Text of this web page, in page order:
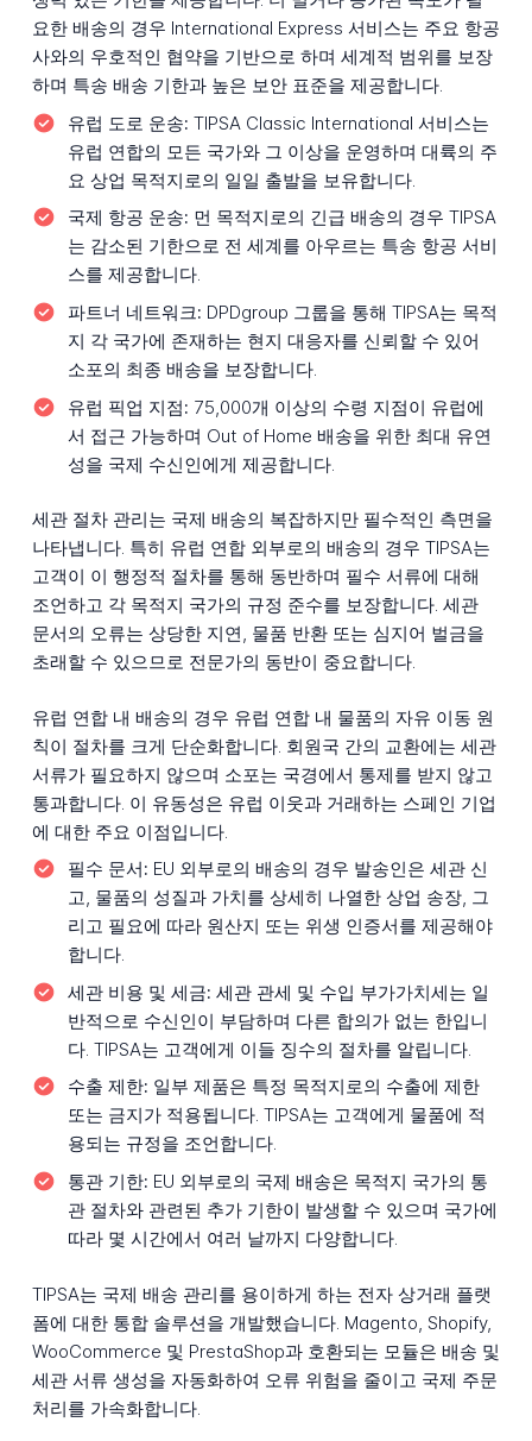
요한 배송의 경우 International Express 서비스는 주요 항공
사와의 우호적인 협약을 기반으로 하며 세계적 범위를 보장
하며 특송 배송 기한과 높은 보안 표준을 제공합니다.
유럽 도로 운송: TIPSA Classic International 서비스는
유럽 연합의 모든 국가와 그 이상을 운영하며 대륙의 주
요 상업 목적지로의 일일 출발을 보유합니다.
국제 항공 운송: 먼 목적지로의 긴급 배송의 경우 TIPSA
는 감소된 기한으로 전 세계를 아우르는 특송 항공 서비
스를 제공합니다.
파트너 네트워크: DPDgroup 그룹을 통해 TIPSA는 목적
지 각 국가에 존재하는 현지 대응자를 신뢰할 수 있어
소포의 최종 배송을 보장합니다.
유럽 픽업 지점: 75,000개 이상의 수령 지점이 유럽에
서 접근 가능하며 Out of Home 배송을 위한 최대 유연
성을 국제 수신인에게 제공합니다.
세관 절차 관리는 국제 배송의 복잡하지만 필수적인 측면을
나타냅니다. 특히 유럽 연합 외부로의 배송의 경우 TIPSA는
고객이 이 행정적 절차를 통해 동반하며 필수 서류에 대해
조언하고 각 목적지 국가의 규정 준수를 보장합니다. 세관
문서의 오류는 상당한 지연, 물품 반환 또는 심지어 벌금을
초래할 수 있으므로 전문가의 동반이 중요합니다.
유럽 연합 내 배송의 경우 유럽 연합 내 물품의 자유 이동 원
칙이 절차를 크게 단순화합니다. 회원국 간의 교환에는 세관
서류가 필요하지 않으며 소포는 국경에서 통제를 받지 않고
통과합니다. 이 유동성은 유럽 이웃과 거래하는 스페인 기업
에 대한 주요 이점입니다.
필수 문서: EU 외부로의 배송의 경우 발송인은 세관 신
고, 물품의 성질과 가치를 상세히 나열한 상업 송장, 그
리고 필요에 따라 원산지 또는 위생 인증서를 제공해야
합니다.
세관 비용 및 세금: 세관 관세 및 수입 부가가치세는 일
반적으로 수신인이 부담하며 다른 합의가 없는 한입니
다. TIPSA는 고객에게 이들 징수의 절차를 알립니다.
수출 제한: 일부 제품은 특정 목적지로의 수출에 제한
또는 금지가 적용됩니다. TIPSA는 고객에게 물품에 적
용되는 규정을 조언합니다.
통관 기한: EU 외부로의 국제 배송은 목적지 국가의 통
관 절차와 관련된 추가 기한이 발생할 수 있으며 국가에
따라 몇 시간에서 여러 날까지 다양합니다.
TIPSA는 국제 배송 관리를 용이하게 하는 전자 상거래 플랫
폼에 대한 통합 솔루션을 개발했습니다. Magento, Shopify,
WooCommerce 및 PrestaShop과 호환되는 모듈은 배송 및
세관 서류 생성을 자동화하여 오류 위험을 줄이고 국제 주문
처리를 가속화합니다.